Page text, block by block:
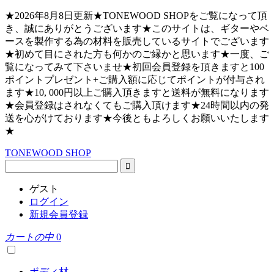
★2026年8月8日更新★TONEWOOD SHOPをご覧になって頂
き、誠にありがとうございます★このサイトは、ギターやベ
ースを製作する為の材料を販売しているサイトでございます
★初めて目にされた方も何かのご縁かと思います★一度、ご
覧になってみて下さいませ★初回会員登録を頂きますと100
ポイントプレゼント+ご購入額に応じてポイントが付与され
ます★10, 000円以上ご購入頂きますと送料が無料になります
★会員登録はされなくてもご購入頂けます★24時間以内の発
送を心がけております★今後ともよろしくお願いいたします
★
TONEWOOD SHOP
ゲスト
ログイン
新規会員登録
カートの中 0